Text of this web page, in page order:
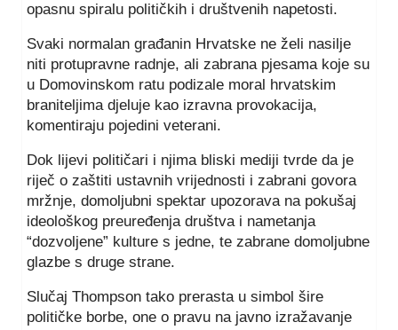
opasnu spiralu političkih i društvenih napetosti.
Svaki normalan građanin Hrvatske ne želi nasilje
niti protupravne radnje, ali zabrana pjesama koje su
u Domovinskom ratu podizale moral hrvatskim
braniteljima djeluje kao izravna provokacija,
komentiraju pojedini veterani.
Dok lijevi političari i njima bliski mediji tvrde da je
riječ o zaštiti ustavnih vrijednosti i zabrani govora
mržnje, domoljubni spektar upozorava na pokušaj
ideološkog preuređenja društva i nametanja
“dozvoljene” kulture s jedne, te zabrane domoljubne
glazbe s druge strane.
Slučaj Thompson tako prerasta u simbol šire
političke borbe, one o pravu na javno izražavanje